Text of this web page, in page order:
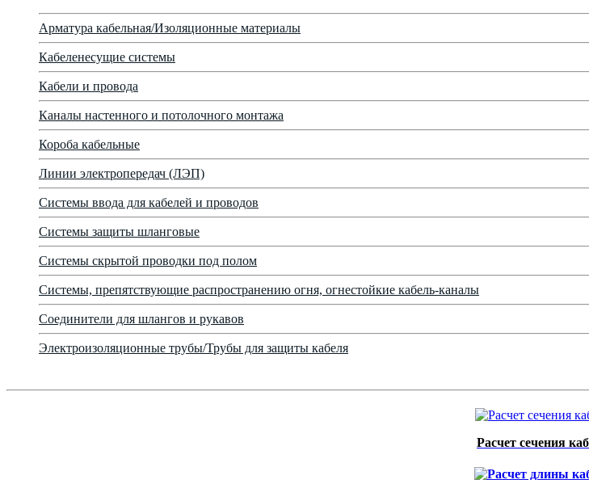
Арматура кабельная/Изоляционные материалы
Кабеленесущие системы
Кабели и провода
Каналы настенного и потолочного монтажа
Короба кабельные
Линии электропередач (ЛЭП)
Системы ввода для кабелей и проводов
Системы защиты шланговые
Системы скрытой проводки под полом
Системы, препятствующие распространению огня, огнестойкие кабель-каналы
Соединители для шлангов и рукавов
Электроизоляционные трубы/Трубы для защиты кабеля
Расчет сечения